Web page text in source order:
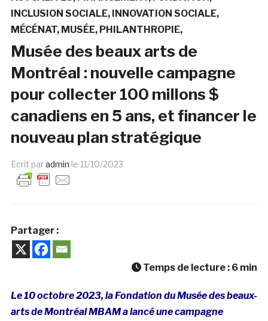
INCLUSION SOCIALE INNOVATION SOCIALE
MÉCÉNAT MUSÉE PHILANTHROPIE
Musée des beaux arts de
Montréal : nouvelle campagne
pour collecter 100 millons $
canadiens en 5 ans, et financer le
nouveau plan stratégique
Ecrit paradmin le 11/10/2023
Partager :
Temps de lecture : 6 min
Le 10 octobre 2023, la Fondation du Musée des beaux-
arts de Montréal MBAM a lancé une campagne